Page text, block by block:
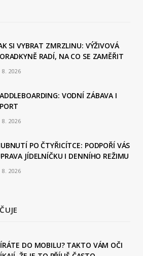
b
o
k
SI VYBRAT ZMRZLINU: VÝŽIVOVÁ
RADÍ, NA CO SE ZAMĚŘIT
8. 2026
VODNÍ ZÁBAVA I
8. 2026
PO ČTYŘICÍTCE: PODPOŘÍ VÁS
JÍDELNÍČKU I DENNÍHO REŽIMU
8. 2026
DO MOBILU? TAKTO VÁM OČI